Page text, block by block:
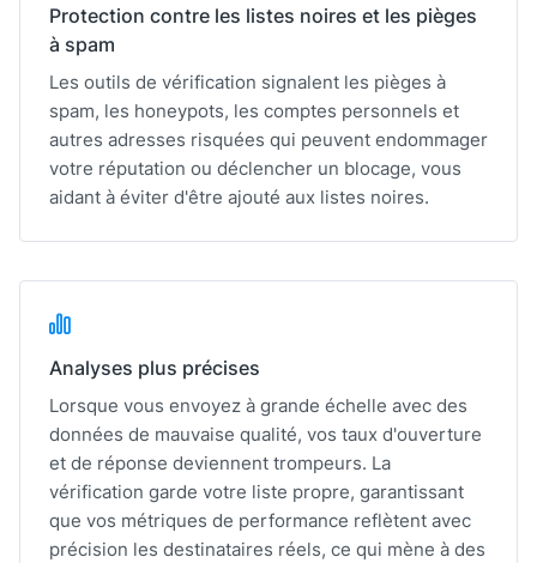
Protection contre les listes noires et les pièges
à spam
Les outils de vérification signalent les pièges à
spam, les honeypots, les comptes personnels et
autres adresses risquées qui peuvent endommager
votre réputation ou déclencher un blocage, vous
aidant à éviter d'être ajouté aux listes noires.
Analyses plus précises
Lorsque vous envoyez à grande échelle avec des
données de mauvaise qualité, vos taux d'ouverture
et de réponse deviennent trompeurs. La
vérification garde votre liste propre, garantissant
que vos métriques de performance reflètent avec
précision les destinataires réels, ce qui mène à des